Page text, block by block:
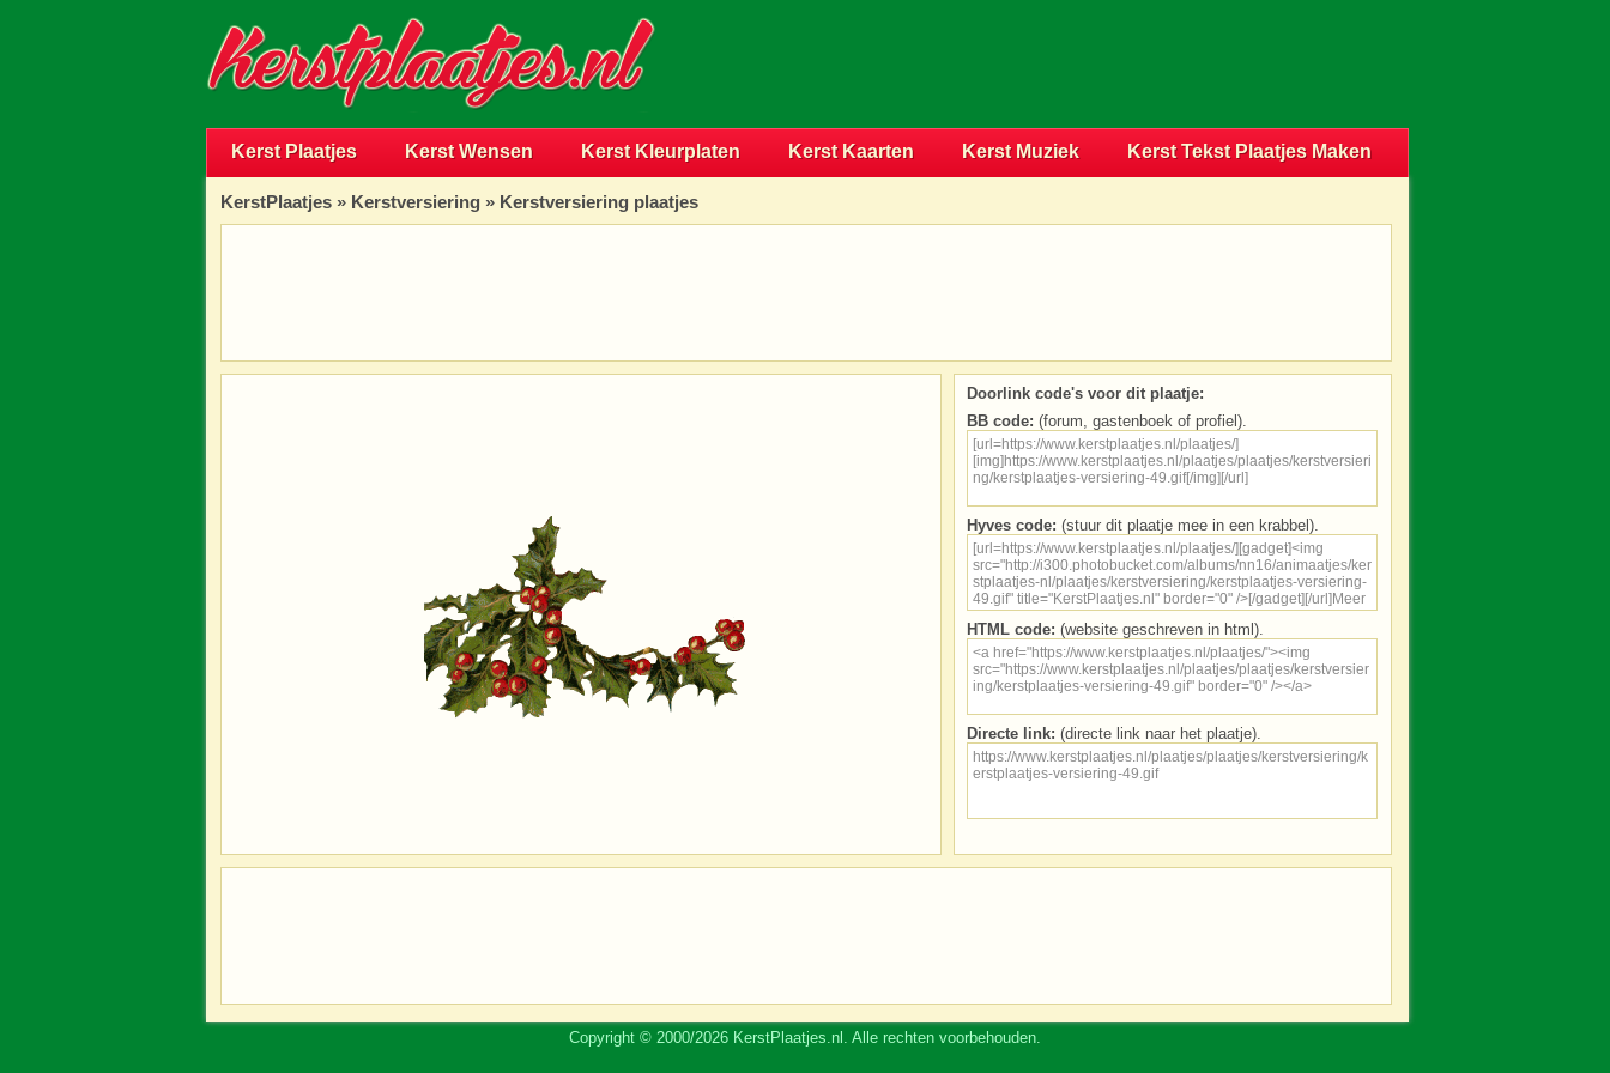
Kerst Plaatjes Kerst Wensen Kerst Kleurplaten Kerst Kaarten Kerst Muziek Kerst Tekst Plaatjes Maken
KerstPlaatjes » Kerstversiering » Kerstversiering plaatjes
Doorlink code's voor dit plaatje:
BB code: (forum, gastenboek of profiel).
Hyves code: (stuur dit plaatje mee in een krabbel).
HTML code: (website geschreven in html).
Directe link: (directe link naar het plaatje).
Copyright © 2000/2026 KerstPlaatjes.nl. Alle rechten voorbehouden.